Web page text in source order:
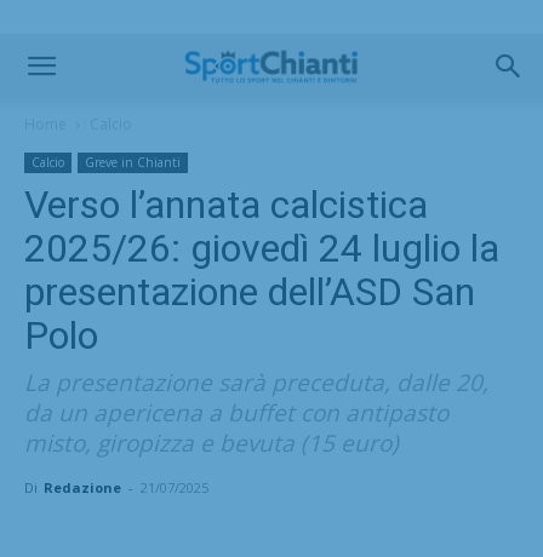
Calcio Greve in Chianti
Verso l’annata calcistica
2025/26: giovedì 24 luglio la
presentazione dell’ASD San
Polo
La presentazione sarà preceduta, dalle 20,
da un apericena a buffet con antipasto
misto, giropizza e bevuta (15 euro)
Di Redazione - 21/07/2025